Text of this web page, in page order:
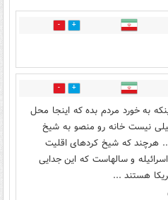
6
6
به خورد مردم بده که اینجا محل
نیست خانه رو منصو به شیخ
هرچند که شیخ کردهای اقلیت
و سالهاست که این جدایی
هستند ...